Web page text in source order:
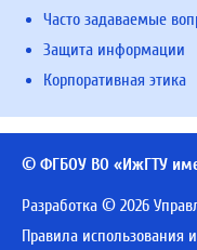
Часто задаваемые
Защита информации
Корпоративная этика
© ФГБОУ ВО «ИжГТУ
Разработка © 2026
Правила использования